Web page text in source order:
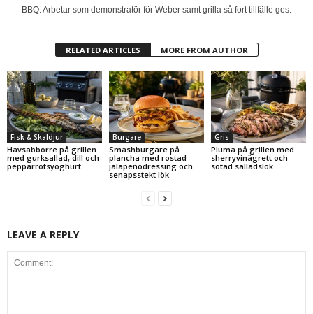
BBQ. Arbetar som demonstratör för Weber samt grilla så fort tillfälle ges.
RELATED ARTICLES MORE FROM AUTHOR
Fisk & Skaldjur
Havsabborre på grillen
med gurksallad, dill och
pepparrotsyoghurt
Burgare
Smashburgare på
plancha med rostad
jalapeñodressing och
senapsstekt lök
Gris
Pluma på grillen med
sherryvinägrett och
sotad salladslök
LEAVE A REPLY